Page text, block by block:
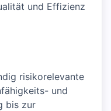
und Effizienz
risikorelevante
und
bis zur